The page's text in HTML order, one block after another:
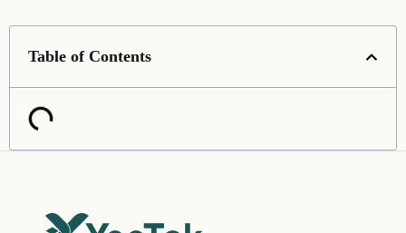
Table of Contents